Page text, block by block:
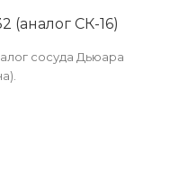
(аналог СК-16)
сосуда Дьюара